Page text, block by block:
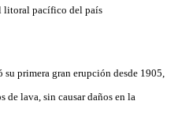
litoral pacífico del país
primera gran erupción desde 1905,
de lava, sin causar daños en la